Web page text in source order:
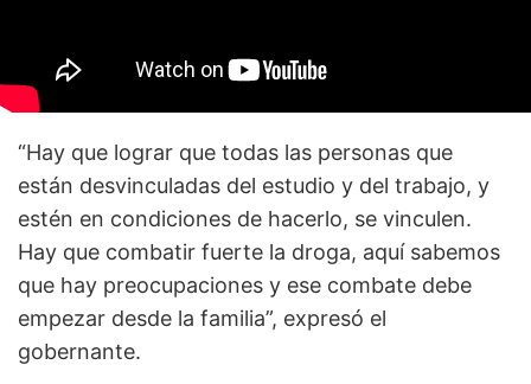
“Hay que lograr que todas las personas que
están desvinculadas del estudio y del trabajo, y
estén en condiciones de hacerlo, se vinculen.
Hay que combatir fuerte la droga, aquí sabemos
que hay preocupaciones y ese combate debe
empezar desde la familia”, expresó el
gobernante.